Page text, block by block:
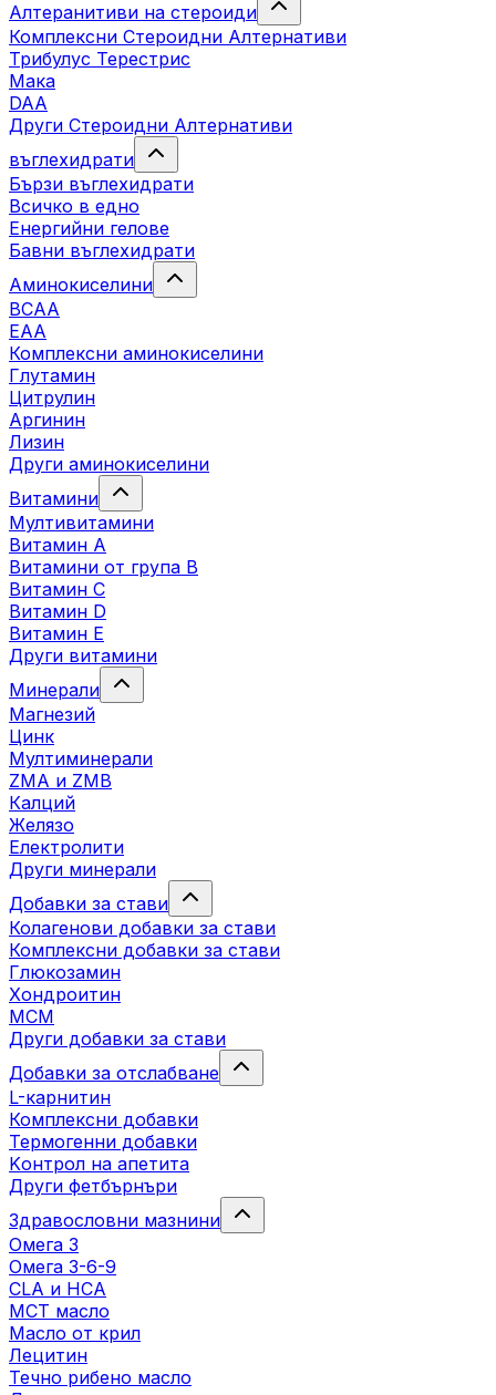
Алтеранитиви на стероиди
Комплексни Стероидни Алтернативи
Трибулус Терестрис
Maка
DAA
Други Стероидни Алтернативи
въглехидрати
Бързи въглехидрати
Всичко в едно
Енергийни гелове
Бавни въглехидрати
Аминокиселини
BCAA
EAA
Комплексни аминокиселини
Глутамин
Цитрулин
Аргинин
Лизин
Други аминокиселини
Витамини
Мултивитамини
Витамин А
Витамини от група B
Витамин C
Витамин D
Витамин E
Други витамини
Минерали
Магнезий
Цинк
Мултиминерали
ZMA и ZMB
Калций
Желязо
Електролити
Други минерали
Добавки за стави
Колагенови добавки за стави
Комплексни добавки за стави
Глюкозамин
Хондроитин
МСМ
Други добавки за стави
Добавки за отслабване
L-карнитин
Комплексни добавки
Термогенни добавки
Kонтрол на апетита
Други фетбърнъри
Здравословни мазнини
Омега 3
Омега 3-6-9
CLA и HCA
МСТ масло
Масло от крил
Лецитин
Течно рибено масло